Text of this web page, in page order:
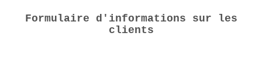
Formulaire d'informations sur les
clients